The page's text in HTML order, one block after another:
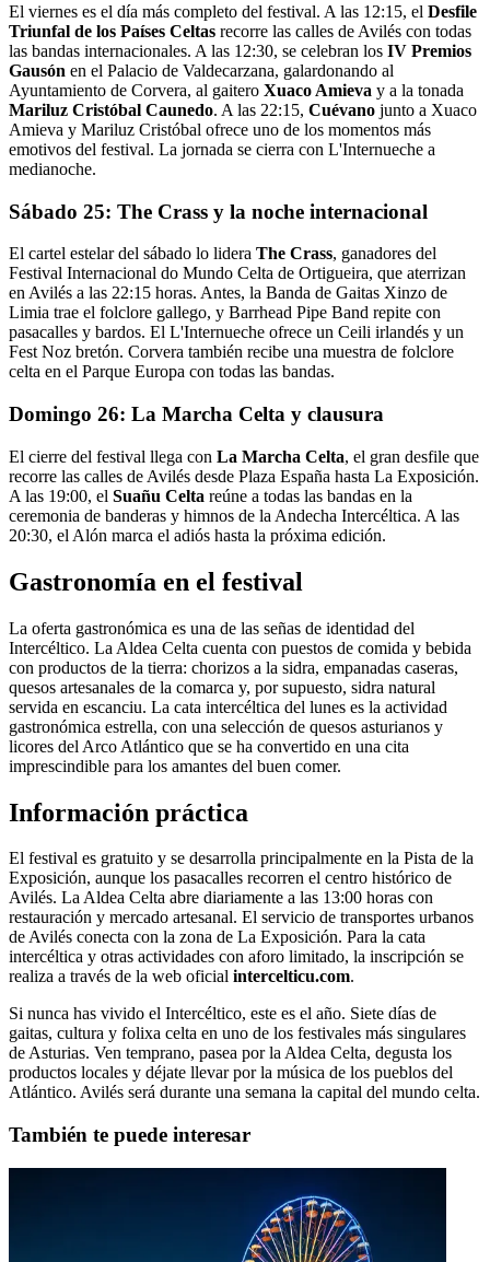
El viernes es el día más completo del festival. A las 12:15, el Desfile
Triunfal de los Países Celtas recorre las calles de Avilés con todas
las bandas internacionales. A las 12:30, se celebran los IV Premios
Gausón en el Palacio de Valdecarzana, galardonando al
Ayuntamiento de Corvera, al gaitero Xuaco Amieva y a la tonada
Mariluz Cristóbal Caunedo. A las 22:15, Cuévano junto a Xuaco
Amieva y Mariluz Cristóbal ofrece uno de los momentos más
emotivos del festival. La jornada se cierra con L'Internueche a
medianoche.
Sábado 25: The Crass y la noche internacional
El cartel estelar del sábado lo lidera The Crass, ganadores del
Festival Internacional do Mundo Celta de Ortigueira, que aterrizan
en Avilés a las 22:15 horas. Antes, la Banda de Gaitas Xinzo de
Limia trae el folclore gallego, y Barrhead Pipe Band repite con
pasacalles y bardos. El L'Internueche ofrece un Ceili irlandés y un
Fest Noz bretón. Corvera también recibe una muestra de folclore
celta en el Parque Europa con todas las bandas.
Domingo 26: La Marcha Celta y clausura
El cierre del festival llega con La Marcha Celta, el gran desfile que
recorre las calles de Avilés desde Plaza España hasta La Exposición.
A las 19:00, el Suañu Celta reúne a todas las bandas en la
ceremonia de banderas y himnos de la Andecha Intercéltica. A las
20:30, el Alón marca el adiós hasta la próxima edición.
Gastronomía en el festival
La oferta gastronómica es una de las señas de identidad del
Intercéltico. La Aldea Celta cuenta con puestos de comida y bebida
con productos de la tierra: chorizos a la sidra, empanadas caseras,
quesos artesanales de la comarca y, por supuesto, sidra natural
servida en escanciu. La cata intercéltica del lunes es la actividad
gastronómica estrella, con una selección de quesos asturianos y
licores del Arco Atlántico que se ha convertido en una cita
imprescindible para los amantes del buen comer.
Información práctica
El festival es gratuito y se desarrolla principalmente en la Pista de la
Exposición, aunque los pasacalles recorren el centro histórico de
Avilés. La Aldea Celta abre diariamente a las 13:00 horas con
restauración y mercado artesanal. El servicio de transportes urbanos
de Avilés conecta con la zona de La Exposición. Para la cata
intercéltica y otras actividades con aforo limitado, la inscripción se
realiza a través de la web oficial intercelticu.com.
Si nunca has vivido el Intercéltico, este es el año. Siete días de
gaitas, cultura y folixa celta en uno de los festivales más singulares
de Asturias. Ven temprano, pasea por la Aldea Celta, degusta los
productos locales y déjate llevar por la música de los pueblos del
Atlántico. Avilés será durante una semana la capital del mundo celta.
También te puede interesar